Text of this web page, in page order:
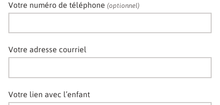
Votre numéro de téléphone(optionnel)
Votre adresse courriel
Votre lien avec l’enfant